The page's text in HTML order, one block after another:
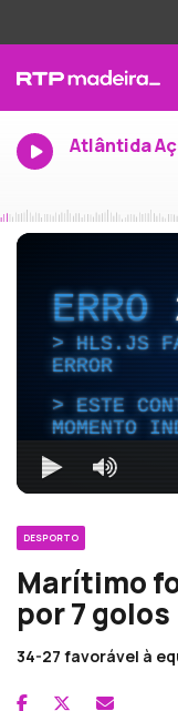
Atlântida
ERRO
HLS.JS
ERROR
ESTE
MOMENTO
DESPORTO
Marítimo
por 7
34-27 favorável à